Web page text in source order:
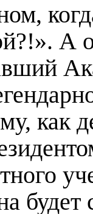
А
как
будет